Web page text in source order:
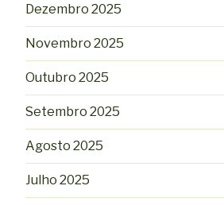
Dezembro 2025
Novembro 2025
Outubro 2025
Setembro 2025
Agosto 2025
Julho 2025